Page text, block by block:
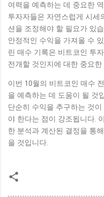
여력을 예측하는 데 중요한
투자자들은 자연스럽게 시세
션을 조정해야 할 필요가 있
안정적인 수익을 가져올 수
린 매수 기록은 비트코인 투
전개할 것인지에 대한 중요
이번 10월의 비트코인 매수
을 예측하는 데 도움이 될 것
단순히 수익을 추구하는 것
야 한다는 점이 강조됩니다.
한 분석과 계산된 결정을 통
을 것입니다.